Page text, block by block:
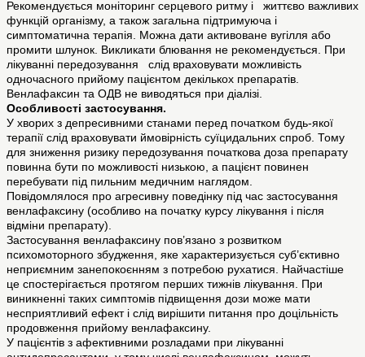
Рекомендується моніторинг серцевого ритму і життєво важливих
функцій організму, а також загальна підтримуюча і
симптоматична терапія. Можна дати активоване вугілля або
промити шлунок. Викликати блювання не рекомендується. При
лікуванні передозування слід враховувати можливість
одночасного прийому пацієнтом декількох препаратів.
Венлафаксин та ОДВ не виводяться при діалізі.
Особливості застосування.
У хворих з депресивними станами перед початком будь-якої
терапії слід враховувати ймовірність суїцидальних спроб. Тому
для зниження ризику передозування початкова доза препарату
повинна бути по можливості низькою, а пацієнт повинен
перебувати під пильним медичним наглядом.
Повідомлялося про агресивну поведінку під час застосування
венлафаксину (особливо на початку курсу лікування і після
відміни препарату).
Застосування венлафаксину пов’язано з розвитком
психомоторного збудження, яке характеризується суб’єктивно
неприємним занепокоєнням з потребою рухатися. Найчастіше
це спостерігається протягом перших тижнів лікування. При
виникненні таких симптомів підвищення дози може мати
несприятливий ефект і слід вирішити питання про доцільність
продовження прийому венлафаксину.
У пацієнтів з афективними розладами при лікуванні